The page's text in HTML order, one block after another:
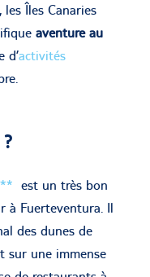
Îles Canaries
aventure au
d’activités
est un très bon
à Fuerteventura. Il
des dunes de
sur une immense